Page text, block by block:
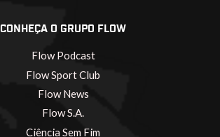
CONHEÇA O GRUPO FLOW
Flow Podcast
Flow Sport Club
Flow News
Flow S.A.
Ciência Sem Fim